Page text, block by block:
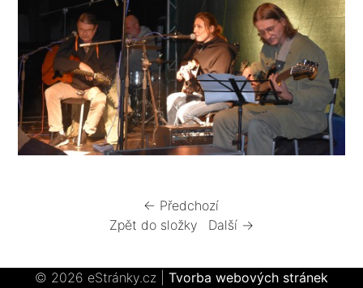
← Předchozí
Zpět do složky
Další →
© 2026 eStránky.cz Tvorba webových stránek